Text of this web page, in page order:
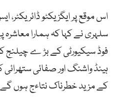
اس موقع پر ایگزیکٹو ڈائریکٹر،
سلہری نے کہا کہ ہمارا
فوڈ سیکیورٹی کے بڑ ے چیلنج
ہینڈ واشنگ اور صفائی
کے مزید خطرناک نتاءج ہوں